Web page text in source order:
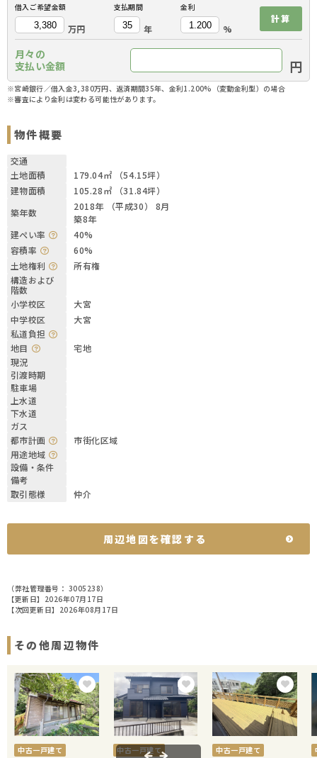
借入ご希望金額
万円
支払期間
年
金利
%
計算
月々の
支払い金額
円
※宮崎銀行／借入金3,380万円、返済期間35年、金利1.200%（変動金利型）の場合
※審査により金利は変わる可能性があります。
物件概要
交通
土地面積
179.04㎡ （54.15坪）
建物面積
105.28㎡ （31.84坪）
築年数
2018年 （平成30） 8月
築8年
建ぺい率
40%
容積率
60%
土地権利
所有権
構造および
階数
小学校区
大宮
中学校区
大宮
私道負担
地目
宅地
現況
引渡時期
駐車場
上水道
下水道
ガス
都市計画
市街化区域
用途地域
設備・条件
備考
取引態様
仲介
周辺地図を確認する
（弊社管理番号： 3005238）
【更新日】2026年07月17日
【次回更新日】2026年08月17日
その他周辺物件
中古一戸建て 中古一戸建て 中古一戸建て